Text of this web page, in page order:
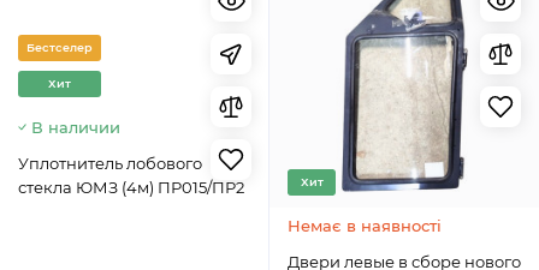
Бестселер
Хит
В наличии
Уплотнитель лобового
стекла ЮМЗ (4м) ПР015/ПР2
Хит
Немає в наявності
Двери левые в сборе нового